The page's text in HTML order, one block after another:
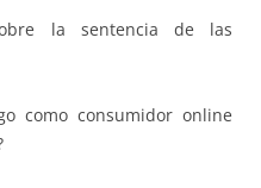
la sentencia de las
como consumidor online